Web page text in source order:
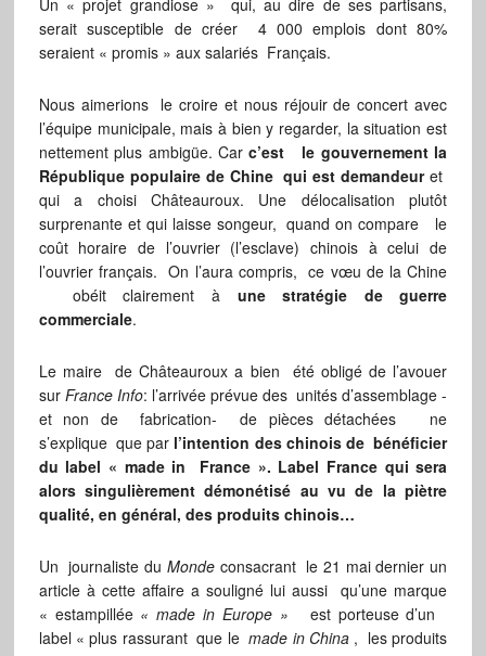
Un « projet grandiose » qui, au dire de ses partisans,
serait susceptible de créer 4 000 emplois dont 80%
seraient « promis » aux salariés Français.
Nous aimerions le croire et nous réjouir de concert avec
l’équipe municipale, mais à bien y regarder, la situation est
nettement plus ambigüe. Carc’est le gouvernement la
République populaire de Chine qui est demandeuret
qui a choisi Châteauroux. Une délocalisation plutôt
surprenante et qui laisse songeur, quand on compare le
coût horaire de l’ouvrier (l’esclave) chinois à celui de
l’ouvrier français. On l’aura compris, ce vœu de la Chine
obéit clairement à une stratégie de guerre
commerciale.
Le maire de Châteauroux a bien été obligé de l’avouer
sur France Info: l’arrivée prévue des unités d’assemblage -
et non de fabrication- de pièces détachées ne
s’explique que par l’intention des chinois de bénéficier
du label « made in France ». Label France qui sera
alors singulièrement démonétisé au vu de la piètre
qualité, en général, des produits chinois…
Un journaliste du Mondeconsacrant le 21 mai dernier un
article à cette affaire a souligné lui aussi qu’une marque
« estampillée « made in Europe » est porteuse d’un
label « plus rassurant que lemade in China, les produits